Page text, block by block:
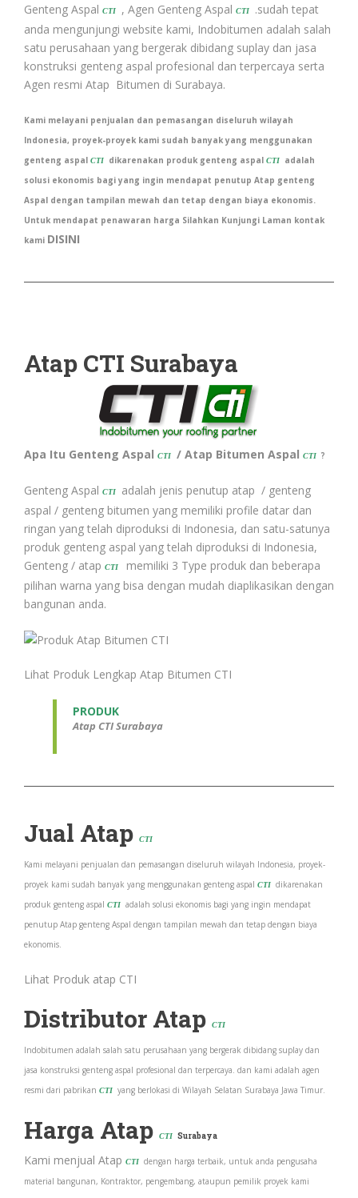
Genteng Aspal CTI , Agen Genteng Aspal CTI
.sudah tepat
anda mengunjungi website kami, Indobitumen adalah salah
satu perusahaan yang bergerak dibidang suplay dan jasa
konstruksi genteng aspal profesional dan terpercaya serta
Agen resmi Atap Bitumen di Surabaya.
Kami melayani penjualan dan pemasangan diseluruh wilayah
Indonesia, proyek-proyek kami sudah banyak yang menggunakan
genteng aspal CTI dikarenakan produk genteng aspal CTI
adalah
solusi ekonomis bagi yang ingin mendapat penutup Atap genteng
Aspal dengan tampilan mewah dan tetap dengan biaya ekonomis.
Untuk mendapat penawaran harga Silahkan Kunjungi Laman kontak
kami DISINI
Atap CTI Surabaya
Apa Itu Genteng Aspal CTI / Atap Bitumen Aspal CTI ?
Genteng Aspal CTI
adalah jenis penutup atap / genteng
aspal / genteng bitumen yang memiliki profile datar dan
ringan yang telah diproduksi di Indonesia, dan satu-satunya
produk genteng aspal yang telah diproduksi di Indonesia,
Genteng / atap CTI
memiliki 3 Type produk dan beberapa
pilihan warna yang bisa dengan mudah diaplikasikan dengan
bangunan anda.
Lihat Produk Lengkap Atap Bitumen CTI
PRODUK
Atap CTI Surabaya
Jual Atap CTI
Kami melayani penjualan dan pemasangan diseluruh wilayah Indonesia, proyek-
proyek kami sudah banyak yang menggunakan genteng aspal CTI dikarenakan
produk genteng aspal CTI adalah solusi ekonomis bagi yang ingin mendapat
penutup Atap genteng Aspal dengan tampilan mewah dan tetap dengan biaya
ekonomis.
Lihat Produk atap CTI
Distributor Atap CTI
Indobitumen adalah salah satu perusahaan yang bergerak dibidang suplay dan
jasa konstruksi genteng aspal profesional dan terpercaya. dan kami adalah agen
resmi dari pabrikan CTI yang berlokasi di Wilayah Selatan Surabaya Jawa Timur.
Harga Atap CTI Surabaya
Kami menjual Atap CTI dengan harga terbaik, untuk anda pengusaha
material bangunan, Kontraktor, pengembang, ataupun pemilik proyek kami